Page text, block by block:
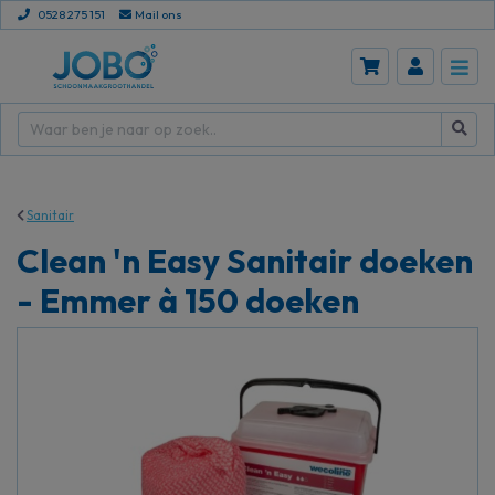
0528 275 151 Mail ons
Sanitair
Clean 'n Easy Sanitair doeken
- Emmer à 150 doeken